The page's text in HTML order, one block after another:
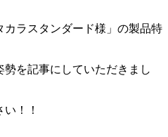
カラスタンダード様」の製品特
を記事にしていただきまし
！！